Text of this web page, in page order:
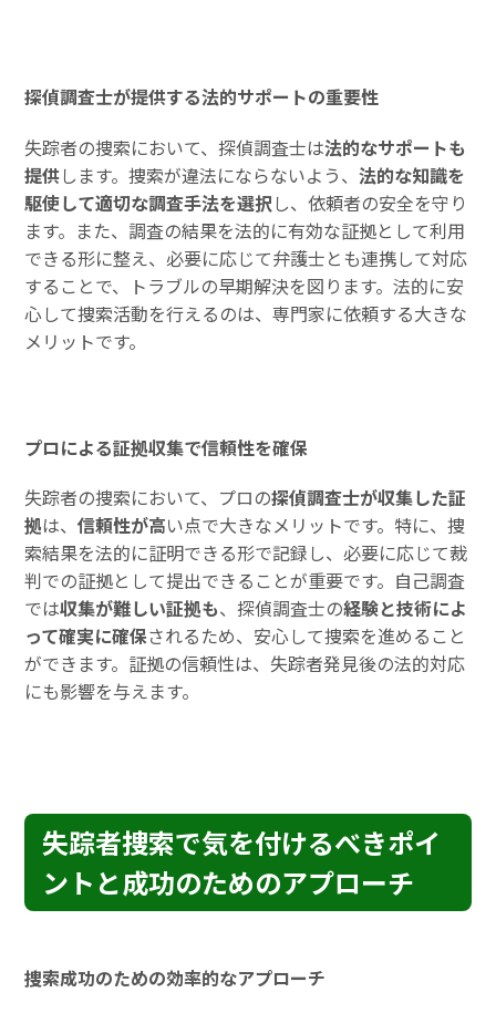
探偵調査士が提供する法的サポートの重要性
失踪者の捜索において、探偵調査士は法的なサポートも
提供します。捜索が違法にならないよう、法的な知識を
駆使して適切な調査手法を選択 し、依頼者の安全を守り
ます。また、調査の結果を法的に有効な証拠として利用
できる形に整え、必要に応じて弁護士とも連携して対応
することで、トラブルの早期解決を図ります。法的に安
心して捜索活動を行えるのは、専門家に依頼する大きな
メリットです。
プロによる証拠収集で信頼性を確保
失踪者の捜索において、プロの探偵調査士が収集した証
拠は、信頼性が高い点で大きなメリットです。特に、捜
索結果を法的に証明できる形で記録し、必要に応じて裁
判での証拠として提出できることが重要です。自己調査
では収集が難しい証拠も、探偵調査士の経験と技術によ
って確実に確保されるため、安心して捜索を進めること
ができます。証拠の信頼性は、失踪者発見後の法的対応
にも影響を与えます。
失踪者捜索で気を付けるべきポイ
ントと成功のためのアプローチ
捜索成功のための効率的なアプローチ